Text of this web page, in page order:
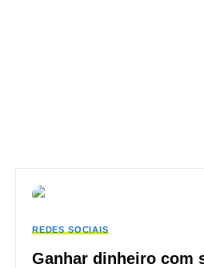
REDES SOCIAIS
Ganhar dinheiro com